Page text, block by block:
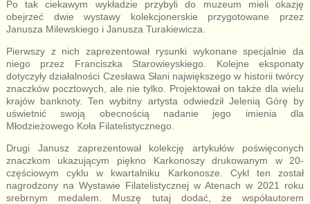
Po tak ciekawym wykładzie przybyli do muzeum mieli okazję
obejrzeć dwie wystawy kolekcjonerskie przygotowane przez
Janusza Milewskiego i Janusza Turakiewicza.
Pierwszy z nich zaprezentował rysunki wykonane specjalnie da
niego przez Franciszka Starowieyskiego. Kolejne eksponaty
dotyczyły działalności Czesława Słani największego w historii twórcy
znaczków pocztowych, ale nie tylko. Projektował on także dla wielu
krajów banknoty. Ten wybitny artysta odwiedził Jelenią Górę by
uświetnić swoją obecnością nadanie jego imienia dla
Młodzieżowego Koła Filatelistycznego.
Drugi Janusz zaprezentował kolekcję artykułów poświęconych
znaczkom ukazującym piękno Karkonoszy drukowanym w 20-
częściowym cyklu w kwartalniku Karkonosze. Cykl ten został
nagrodzony na Wystawie Filatelistycznej w Atenach w 2021 roku
srebrnym medalem. Muszę tutaj dodać, że współautorem